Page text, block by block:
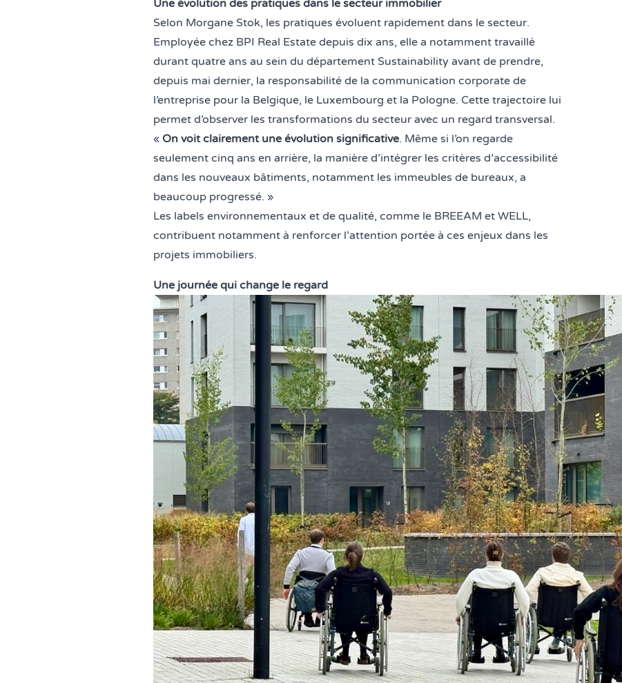
Une évolution des pratiques dans le secteur immobilier
Selon Morgane Stok, les pratiques évoluent rapidement dans le secteur.
Employée chez BPI Real Estate depuis dix ans, elle a notamment travaillé
durant quatre ans au sein du département Sustainability avant de prendre,
depuis mai dernier, la responsabilité de la communication corporate de
l’entreprise pour la Belgique, le Luxembourg et la Pologne. Cette trajectoire lui
permet d’observer les transformations du secteur avec un regard transversal.
« On voit clairement une évolution significative. Même si l’on regarde
seulement cinq ans en arrière, la manière d’intégrer les critères d’accessibilité
dans les nouveaux bâtiments, notamment les immeubles de bureaux, a
beaucoup progressé. »
Les labels environnementaux et de qualité, comme le BREEAM et WELL,
contribuent notamment à renforcer l’attention portée à ces enjeux dans les
projets immobiliers.
Une journée qui change le regard